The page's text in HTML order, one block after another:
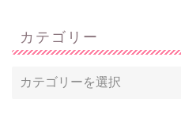
カテゴリー